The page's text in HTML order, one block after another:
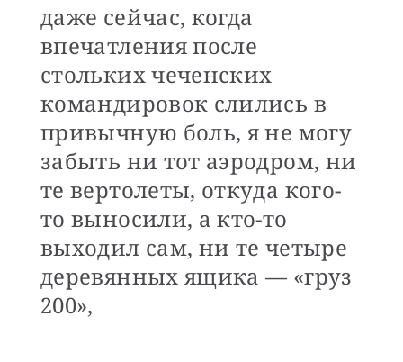
даже сейчас, когда
впечатления после
стольких чеченских
командировок слились в
привычную боль, я не могу
забыть ни тот аэродром, ни
те вертолеты, откуда кого-
то выносили, а кто-то
выходил сам, ни те четыре
деревянных ящика — «груз
200»,